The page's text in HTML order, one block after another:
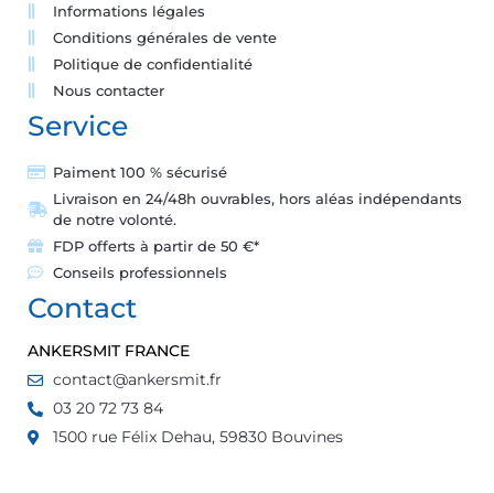
Informations légales
Conditions générales de vente
Politique de confidentialité
Nous contacter
Service
Paiment 100 % sécurisé
Livraison en 24/48h ouvrables, hors aléas indépendants
de notre volonté.
FDP offerts à partir de 50 €*
Conseils professionnels
Contact
ANKERSMIT FRANCE
contact@ankersmit.fr
03 20 72 73 84
1500 rue Félix Dehau, 59830 Bouvines